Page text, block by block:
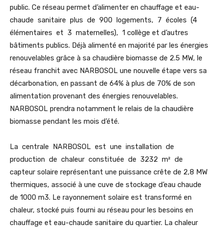
public. Ce réseau permet d’alimenter en chauffage et eau-
chaude sanitaire plus de 900 logements, 7 écoles (4
élémentaires et 3 maternelles), 1 collège et d’autres
bâtiments publics. Déjà alimenté en majorité par les énergies
renouvelables grâce à sa chaudière biomasse de 2.5 MW, le
réseau franchit avec NARBOSOL une nouvelle étape vers sa
décarbonation, en passant de 64% à plus de 70% de son
alimentation provenant des énergies renouvelables.
NARBOSOL prendra notamment le relais de la chaudière
biomasse pendant les mois d’été.
La centrale NARBOSOL est une installation de
production de chaleur constituée de 3232 m² de
capteur solaire représentant une puissance crête de 2,8 MW
thermiques, associé à une cuve de stockage d’eau chaude
de 1000 m3. Le rayonnement solaire est transformé en
chaleur, stocké puis fourni au réseau pour les besoins en
chauffage et eau-chaude sanitaire du quartier. La chaleur